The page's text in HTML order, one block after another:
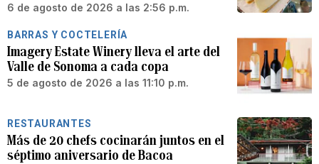
6 de agosto de 2026 a las 2:56 p.m.
BARRAS Y COCTELERÍA
Imagery Estate Winery lleva el arte del
Valle de Sonoma a cada copa
5 de agosto de 2026 a las 11:10 p.m.
RESTAURANTES
Más de 20 chefs cocinarán juntos en el
séptimo aniversario de Bacoa